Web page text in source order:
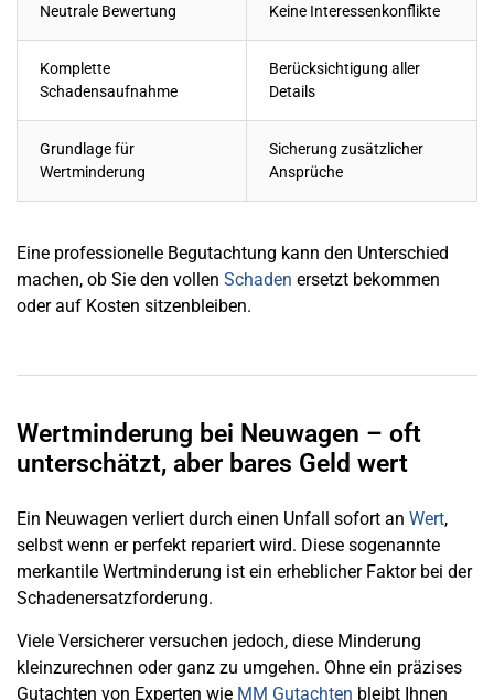
Neutrale Bewertung Keine Interessenkonflikte
Komplette
Schadensaufnahme
Berücksichtigung aller
Details
Grundlage für
Wertminderung
Sicherung zusätzlicher
Ansprüche
Eine professionelle Begutachtung kann den Unterschied
machen, ob Sie den vollen Schaden ersetzt bekommen
oder auf Kosten sitzenbleiben.
Wertminderung bei Neuwagen – oft
unterschätzt, aber bares Geld wert
Ein Neuwagen verliert durch einen Unfall sofort an Wert,
selbst wenn er perfekt repariert wird. Diese sogenannte
merkantile Wertminderung ist ein erheblicher Faktor bei der
Schadenersatzforderung.
Viele Versicherer versuchen jedoch, diese Minderung
kleinzurechnen oder ganz zu umgehen. Ohne ein präzises
Gutachten von Experten wie MM Gutachten bleibt Ihnen